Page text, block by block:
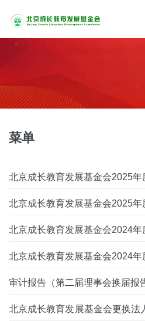
菜单
北京成长教育发展基金会2025
北京成长教育发展基金会2025年
北京成长教育发展基金会2024
北京成长教育发展基金会2024年
审计报告（第二届理事会换届报
北京成长教育发展基金会更换法